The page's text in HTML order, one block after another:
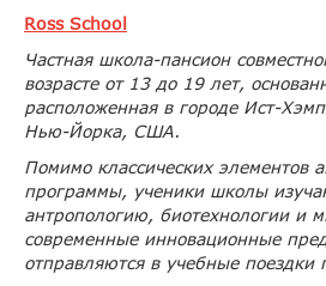
Ross School
Частная школа-пансион
возрасте от 13 до 19 лет,
расположенная в городе Ист-
Нью-Йорка, США.
Помимо классических элементов
программы, ученики школы
антропологию, биотехнологии и
современные инновационные
отправляются в учебные поездки